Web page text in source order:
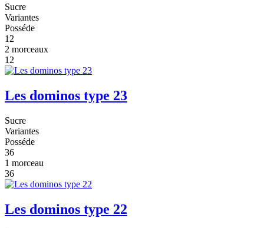
Sucre
Variantes
Posséde
12
2 morceaux
12
Les dominos type 23
Sucre
Variantes
Posséde
36
1 morceau
36
Les dominos type 22